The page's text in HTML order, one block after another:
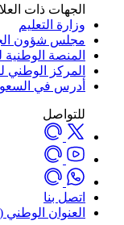
الجهات ذات
وزارة التعليم
مجلس شؤون
المنصة الوطنية
المركز الوطني
أدرس في
للتواصل
اتصل بنا
العنوان الوطني (MDAA3581)